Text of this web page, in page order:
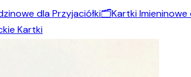
dla Przyjaciółki🗂️Kartki Imieninowe
Kartki